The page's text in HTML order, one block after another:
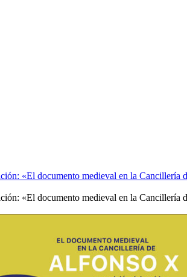
«El documento medieval en la Cancillería
«El documento medieval en la Cancillería